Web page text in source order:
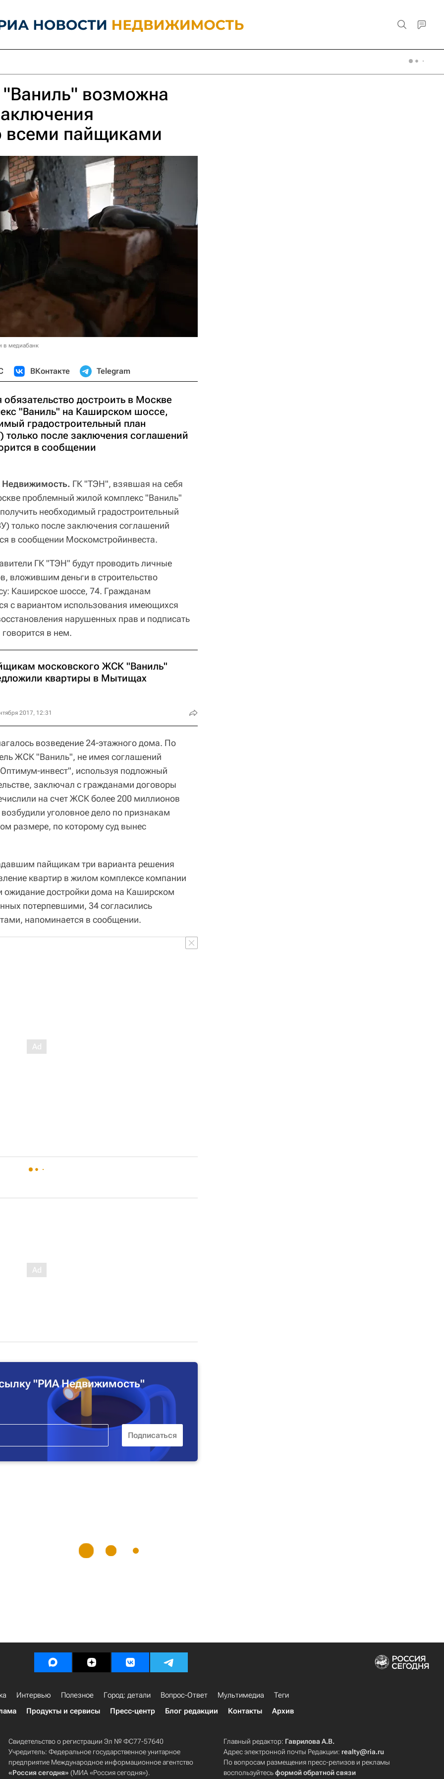
возможна
всеми пайщиками
в медиабанк
ВКонтакте Telegram
достроить в Москве
"Ваниль" на Каширском шоссе,
градостроительный план
только после заключения соглашений
в сообщении
ГК "ТЭН", взявшая на себя
проблемный жилой комплекс "Ваниль"
необходимый градостроительный
только после заключения соглашений
в сообщении Москомстройинвеста.
ГК "ТЭН" будут проводить личные
вложившим деньги в строительство
Каширское шоссе, 74. Гражданам
с вариантом использования имеющихся
нарушенных прав и подписать
в нем.
московского ЖСК "Ваниль"
квартиры в Мытищах
2017, 12:31
возведение 24-этажного дома. По
ЖСК "Ваниль", не имея соглашений
инвест", используя подложный
заключал с гражданами договоры
на счет ЖСК более 200 миллионов
уголовное дело по признакам
размере, по которому суд вынес
пайщикам три варианта решения
квартир в жилом комплексе компании
достройки дома на Каширском
потерпевшими, 34 согласились
напоминается в сообщении.
"РИА Недвижимость"
Интервью Полезное Город: детали Вопрос-Ответ Мультимедиа
Теги
Продукты и сервисы Пресс-центр Блог редакции Контакты Архив
Свидетельство о регистрации Эл № ФС77-57640
Учредитель: Федеральное государственное унитарное
предприятие Международное информационное агентство
«Россия сегодня» (МИА «Россия сегодня»).
Главный редактор: Гаврилова А.В.
Адрес электронной почты Редакции: realty@ria.ru
По вопросам размещения пресс-релизов и рекламы
воспользуйтесьформой обратной связи